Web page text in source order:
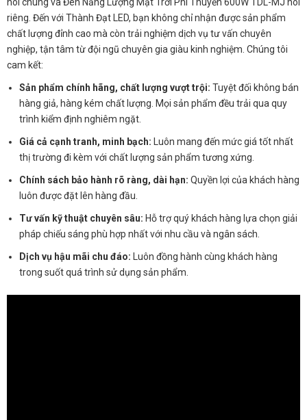
riêng. Đến với Thành Đạt LED, bạn không chỉ nhận được sản phẩm
chất lượng đỉnh cao mà còn trải nghiệm dịch vụ tư vấn chuyên
nghiệp, tận tâm từ đội ngũ chuyên gia giàu kinh nghiệm. Chúng tôi
cam kết:
Sản phẩm chính hãng, chất lượng vượt trội: Tuyệt đối không bán
hàng giả, hàng kém chất lượng. Mọi sản phẩm đều trải qua quy
trình kiểm định nghiêm ngặt.
Giá cả cạnh tranh, minh bạch: Luôn mang đến mức giá tốt nhất
thị trường đi kèm với chất lượng sản phẩm tương xứng.
Chính sách bảo hành rõ ràng, dài hạn: Quyền lợi của khách hàng
luôn được đặt lên hàng đầu.
Tư vấn kỹ thuật chuyên sâu: Hỗ trợ quý khách hàng lựa chọn giải
pháp chiếu sáng phù hợp nhất với nhu cầu và ngân sách.
Dịch vụ hậu mãi chu đáo: Luôn đồng hành cùng khách hàng
trong suốt quá trình sử dụng sản phẩm.